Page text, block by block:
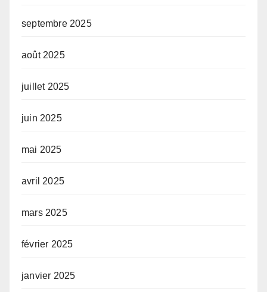
septembre 2025
août 2025
juillet 2025
juin 2025
mai 2025
avril 2025
mars 2025
février 2025
janvier 2025